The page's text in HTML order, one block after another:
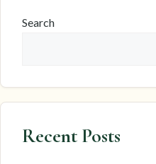
Search
Recent Posts